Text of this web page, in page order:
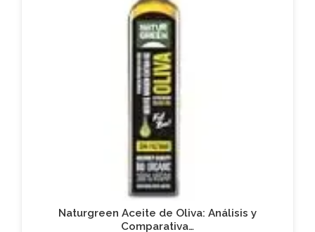
Naturgreen Aceite de Oliva: Análisis y
Comparativa…